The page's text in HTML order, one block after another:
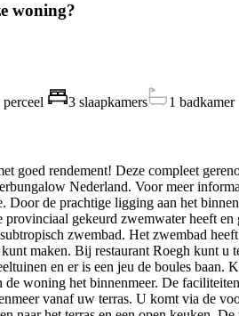
woning?
perceel 3 slaapkamers 1 badkamer
goed rendement! Deze compleet
Nederland. Voor meer
Door de prachtige ligging aan het
gekeurd zwemwater heeft
zwembad. Het zwembad
maken. Bij restaurant Roegh kunt
en er is een jeu de boules
de woning het binnenmeer. De
vanaf uw terras. U komt via de